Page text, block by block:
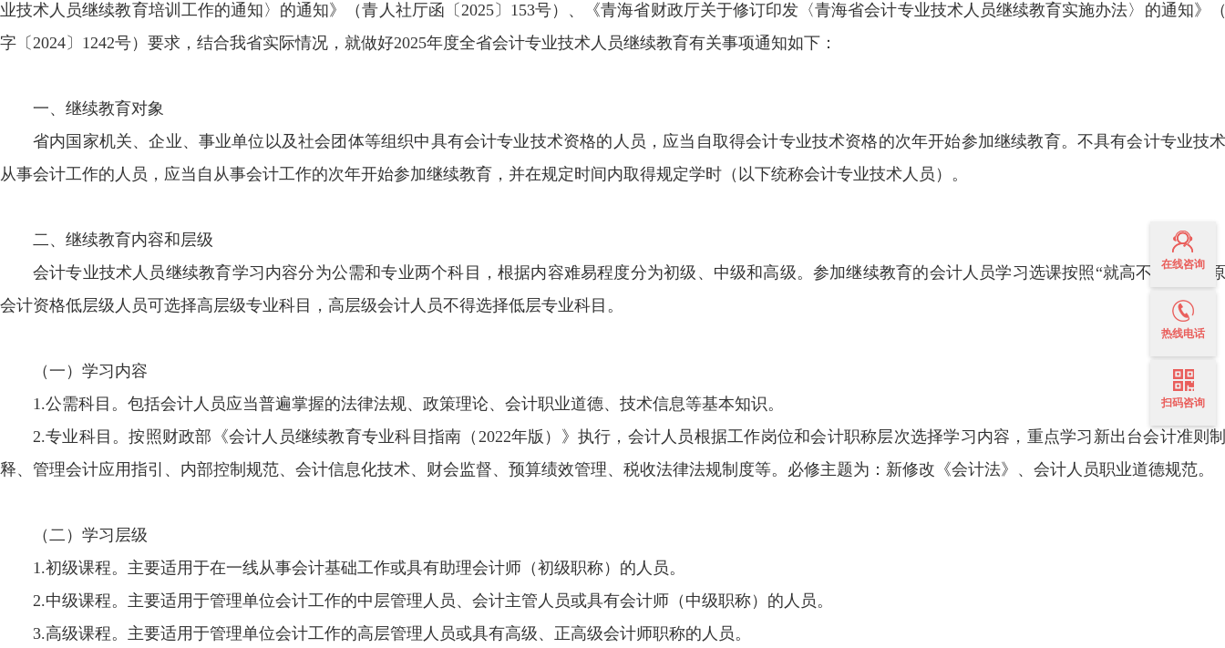
业技术人员继续教育培训工作的通知〉的通知》（青人社厅函〔2025〕153号）、《青海省财政厅关于修订印发〈青海省会计专业技术人员继续教育实施办法〉的通知》
字〔2024〕1242号）要求，结合我省实际情况，就做好2025年度全省会计专业技术人员继续教育有关事项通知如下：
一、继续教育对象
省内国家机关、企业、事业单位以及社会团体等组织中具有会计专业技术资格的人员，应当自取得会计专业技术资格的次年开始参加继续教育。不具有会计专业技
从事会计工作的人员，应当自从事会计工作的次年开始参加继续教育，并在规定时间内取得规定学时（以下统称会计专业技术人员）。
二、继续教育内容和层级
会计专业技术人员继续教育学习内容分为公需和专业两个科目，根据内容难易程度分为初级、中级和高级。参加继续教育的会计人员学习选课按照“就高不就低”的
会计资格低层级人员可选择高层级专业科目，高层级会计人员不得选择低层专业科目。
（一）学习内容
1.公需科目。包括会计人员应当普遍掌握的法律法规、政策理论、会计职业道德、技术信息等基本知识。
2.专业科目。按照财政部《会计人员继续教育专业科目指南（2022年版）》执行，会计人员根据工作岗位和会计职称层次选择学习内容，重点学习新出台会计准则
释、管理会计应用指引、内部控制规范、会计信息化技术、财会监督、预算绩效管理、税收法律法规制度等。必修主题为：新修改《会计法》、会计人员职业道德规范。
（二）学习层级
1.初级课程。主要适用于在一线从事会计基础工作或具有助理会计师（初级职称）的人员。
2.中级课程。主要适用于管理单位会计工作的中层管理人员、会计主管人员或具有会计师（中级职称）的人员。
3.高级课程。主要适用于管理单位会计工作的高层管理人员或具有高级、正高级会计师职称的人员。
在线咨询
热线电话
扫码咨询